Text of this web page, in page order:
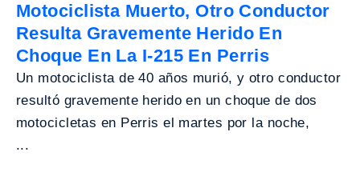
Motociclista Muerto, Otro Conductor
Resulta Gravemente Herido En
Choque En La I-215 En Perris
Un motociclista de 40 años murió, y otro conductor
resultó gravemente herido en un choque de dos
motocicletas en Perris el martes por la noche,
...